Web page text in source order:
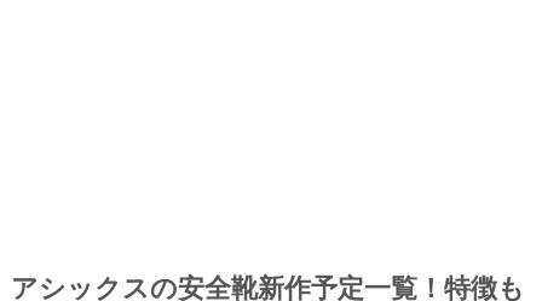
アシックスの安全靴新作予定一覧！特徴も